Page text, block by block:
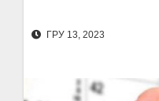
ГРУ 13, 2023